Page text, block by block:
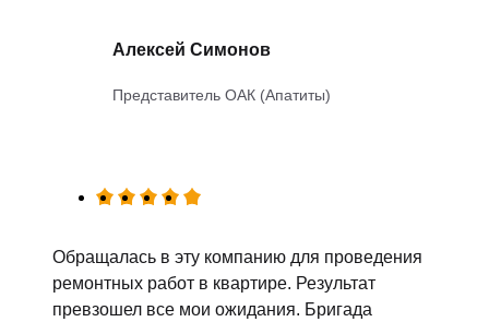
Алексей Симонов
Представитель ОАК (Апатиты)
Обращалась в эту компанию для проведения
ремонтных работ в квартире. Результат
превзошел все мои ожидания. Бригада